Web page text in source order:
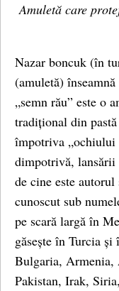
Amuletă care
Nazar boncuk (în
(amuletă)
„semn rău” este o
tradițional din
împotriva „ochiului
dimpotrivă,
de cine este
cunoscut sub
pe scară largă în
găsește în Turcia
Bulgaria, Armenia,
Pakistan, Irak,